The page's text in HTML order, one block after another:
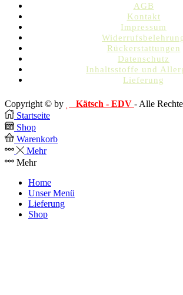
AGB
Kontakt
Impressum
Rückerstattungen
Datenschutz
Inhaltsstoffe und
Lieferung
Copyright © by Kätsch - EDV - Alle
Startseite
Shop
Warenkorb
Mehr
Mehr
Home
Unser Menü
Lieferung
Shop